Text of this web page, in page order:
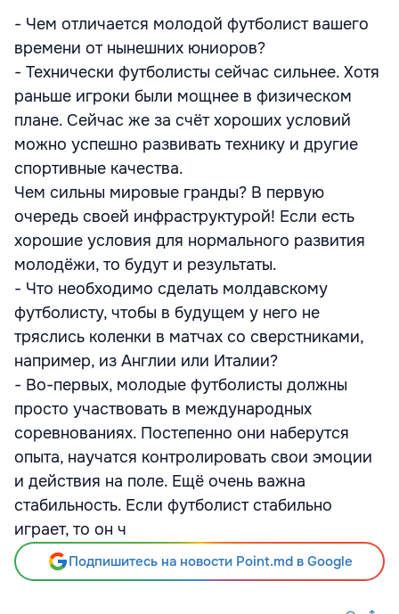
- Чем отличается молодой футболист вашего
времени от нынешних юниоров?
- Технически футболисты сейчас сильнее. Хотя
раньше игроки были мощнее в физическом
плане. Сейчас же за счёт хороших условий
можно успешно развивать технику и другие
спортивные качества.
Чем сильны мировые гранды? В первую
очередь своей инфраструктурой! Если есть
хорошие условия для нормального развития
молодёжи, то будут и результаты.
- Что необходимо сделать молдавскому
футболисту, чтобы в будущем у него не
тряслись коленки в матчах со сверстниками,
например, из Англии или Италии?
- Во-первых, молодые футболисты должны
просто участвовать в международных
соревнованиях. Постепенно они наберутся
опыта, научатся контролировать свои эмоции
и действия на поле. Ещё очень важна
стабильность. Если футболист стабильно
играет, то он ч
Подпишитесь на новости Point.md в Google